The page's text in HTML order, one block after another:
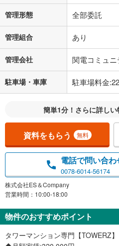
管理形態 全部委託
管理組合 あり
管理会社 関電コミュ
駐車場・車庫 駐車場料金
簡単1分！さらに詳し
資料をもらう 無料
電話で問い合わ
0078-6014-56174
株式会社ES＆Company
営業時間：10:00-18:00
物件のおすすめポイント
タワーマンション専門【TOWERZ】